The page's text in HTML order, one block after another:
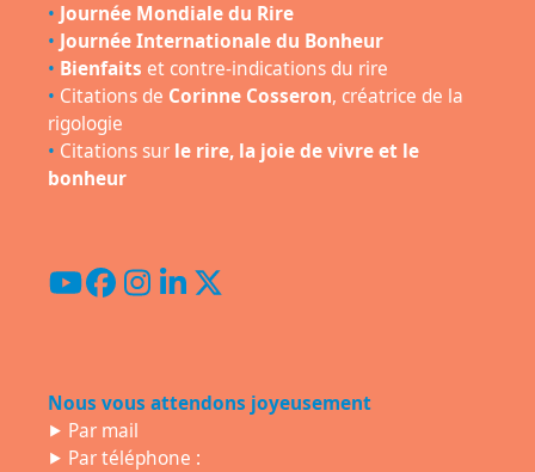
• Journée Mondiale du Rire
• Journée Internationale du Bonheur
• Bienfaits et contre-indications du rire
• Citations de Corinne Cosseron, créatrice de la
rigologie
• Citations sur le rire, la joie de vivre et le
bonheur
YouTube
Facebook
Instagram
LinkedIn
Twitter
Nous vous attendons joyeusement
⯈ Par mail
⯈ Par téléphone :